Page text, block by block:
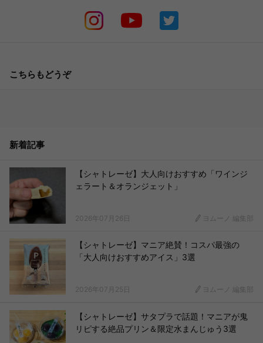
こちらもどうぞ
新着記事
【シャトレーゼ】大人向けおすすめ「ワインジ
ェラート＆オランジェット」
2026年07月26日 ヨムーノ 編集部
【シャトレーゼ】マニア絶賛！コスパ最強の
「大人向けおすすめアイス」3選
2026年07月25日 ヨムーノ 編集部
【シャトレーゼ】サタプラで話題！マニアが鬼
リピする絶品プリン＆限定水まんじゅう3選